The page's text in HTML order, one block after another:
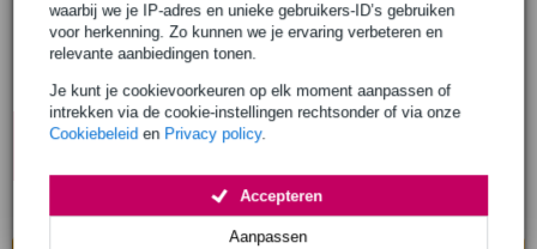
waarbij we je IP-adres en unieke gebruikers-ID’s gebruiken
voor herkenning. Zo kunnen we je ervaring verbeteren en
relevante aanbiedingen tonen.
Je kunt je cookievoorkeuren op elk moment aanpassen of
intrekken via de cookie-instellingen rechtsonder of via onze
Cookiebeleid en Privacy policy.
Aanpassen
Accepteren
10% EXTRA
KORTING MET
Dunlop 211 glazen slide 17x25x69mm
Adviesprijs € 12,30 € 10,35
Op voorraad
Ook in1 winkelop voorraad